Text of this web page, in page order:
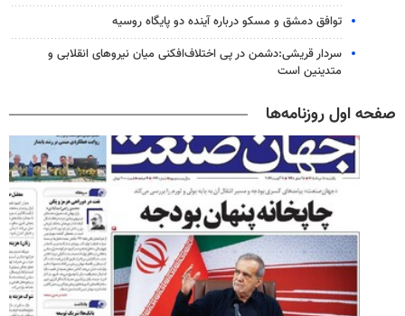
توافق دمشق و مسکو درباره آینده دو پایگاه روسیه
سردار قریشی:دشمن در پی اختلاف‌افکنی میان نیروهای انقلابی و
متدینین است
صفحه اول روزنامه‌ها